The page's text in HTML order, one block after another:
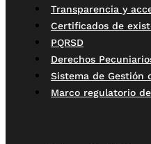
Transparencia y
Certificados de
PQRSD
Derechos
Sistema de Gestión
Marco regulatorio